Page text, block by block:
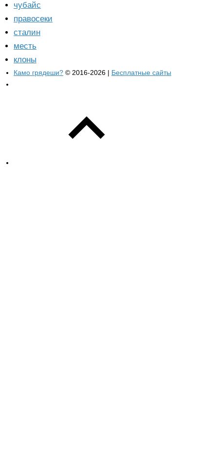
чубайс
правосеки
сталин
месть
клоны
Камо грядеши? © 2016-2026 | Бесплатные сайты